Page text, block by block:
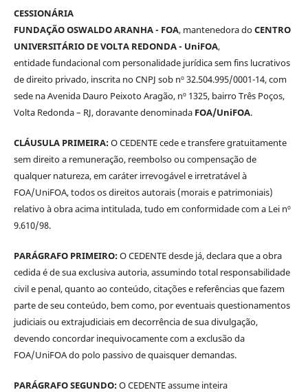
CESSIONÁRIA
FUNDAÇÃO OSWALDO ARANHA - FOA, mantenedora doCENTRO
UNIVERSITÁRIO DE VOLTA REDONDA - UniFOA,
entidade fundacional com personalidade jurídica sem fins lucrativos
de direito privado, inscrita no CNPJ sob nº 32.504.995/0001-14, com
sede na Avenida Dauro Peixoto Aragão, nº 1325, bairro Três Poços,
Volta Redonda – RJ, doravante denominada FOA/UniFOA.
CLÁUSULA PRIMEIRA:O CEDENTE cede e transfere gratuitamente
sem direito a remuneração, reembolso ou compensação de
qualquer natureza, em caráter irrevogável e irretratável à
FOA/UniFOA, todos os direitos autorais (morais e patrimoniais)
relativo à obra acima intitulada, tudo em conformidade com a Lei nº
9.610/98.
PARÁGRAFO PRIMEIRO:O CEDENTE desde já, declara que a obra
cedida é de sua exclusiva autoria, assumindo total responsabilidade
civil e penal, quanto ao conteúdo, citações e referências que fazem
parte de seu conteúdo, bem como, por eventuais questionamentos
judiciais ou extrajudiciais em decorrência de sua divulgação,
devendo concordar inequivocamente com a exclusão da
FOA/UniFOA do polo passivo de quaisquer demandas.
PARÁGRAFO SEGUNDO:O CEDENTE assume inteira